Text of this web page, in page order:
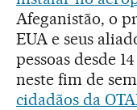
Afeganistão, o
EUA e seus
pessoas desde
neste fim de
cidadãos da